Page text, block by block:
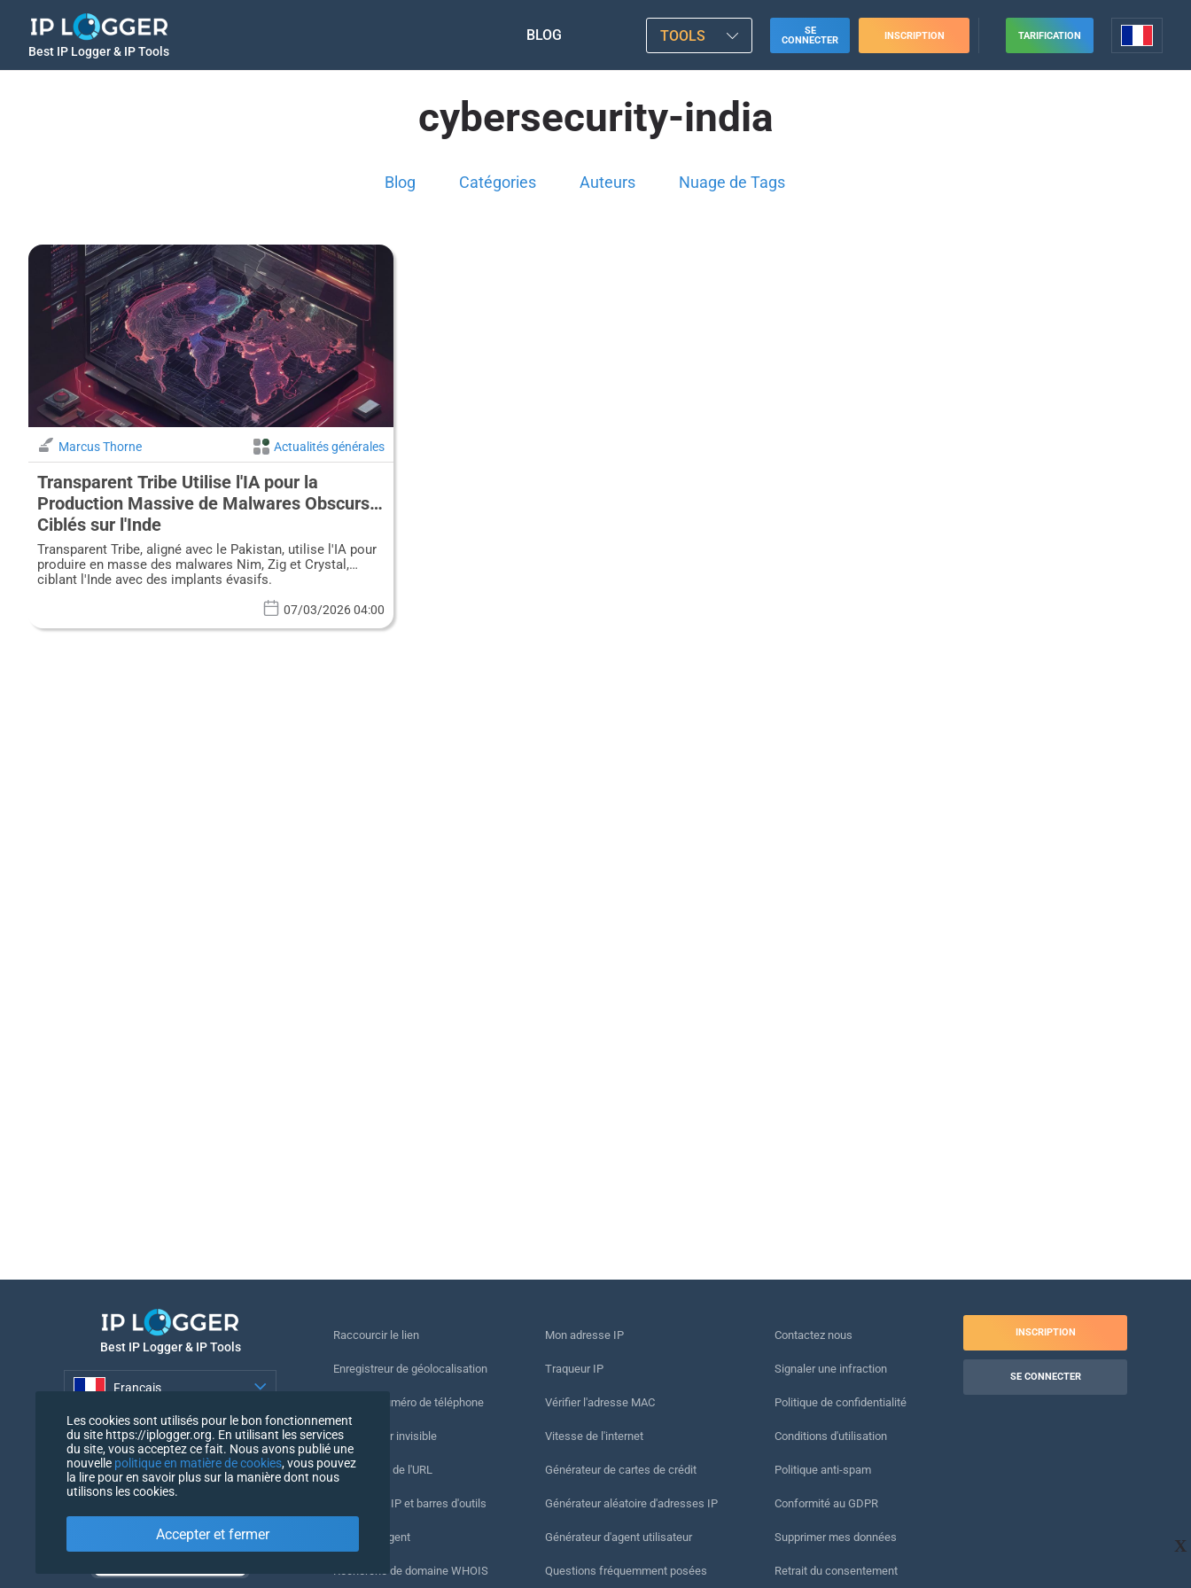
Best IP Logger & IP Tools
BLOG TOOLS
SE
CONNECTER
INSCRIPTION TARIFICATION
cybersecurity-india
Blog Catégories Auteurs Nuage de Tags
Marcus Thorne Actualités générales
Transparent Tribe Utilise l'IA pour la
Production Massive de Malwares Obscurs
Ciblés sur l'Inde
Transparent Tribe, aligné avec le Pakistan, utilise l'IA pour
produire en masse des malwares Nim, Zig et Crystal,
ciblant l'Inde avec des implants évasifs.
07/03/2026 04:00
X
Best IP Logger & IP Tools
Français
Français
Raccourcir le lien
Enregistreur de géolocalisation
Suivre le numéro de téléphone
Enregistreur invisible
Vérification de l'URL
Compteurs IP et barres d'outils
Mon UserAgent
Recherche de domaine WHOIS
Mon adresse IP
Traqueur IP
Vérifier l'adresse MAC
Vitesse de l'internet
Générateur de cartes de crédit
Générateur aléatoire d'adresses IP
Générateur d'agent utilisateur
Questions fréquemment posées
Contactez nous
Signaler une infraction
Politique de confidentialité
Conditions d'utilisation
Politique anti-spam
Conformité au GDPR
Supprimer mes données
Retrait du consentement
INSCRIPTION
SE CONNECTER
Les cookies sont utilisés pour le bon fonctionnement
du site https://iplogger.org. En utilisant les services
du site, vous acceptez ce fait. Nous avons publié une
nouvelle politique en matière de cookies, vous pouvez
la lire pour en savoir plus sur la manière dont nous
utilisons les cookies.
Accepter et fermer